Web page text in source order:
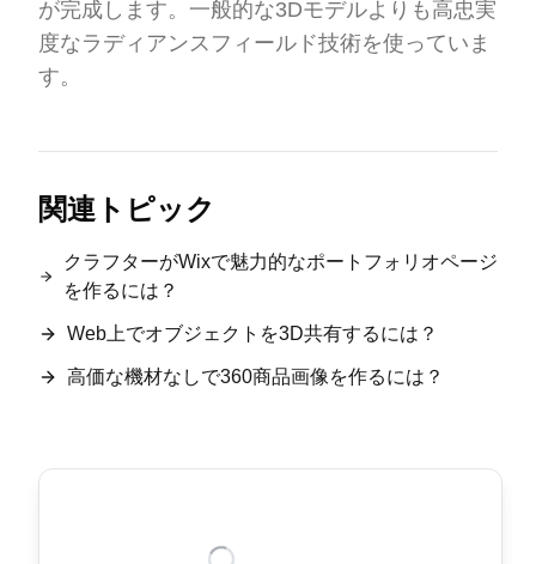
が完成します。一般的な3Dモデルよりも高忠実
度なラディアンスフィールド技術を使っていま
す。
関連トピック
クラフターがWixで魅力的なポートフォリオページ
を作るには？
Web上でオブジェクトを3D共有するには？
高価な機材なしで360商品画像を作るには？